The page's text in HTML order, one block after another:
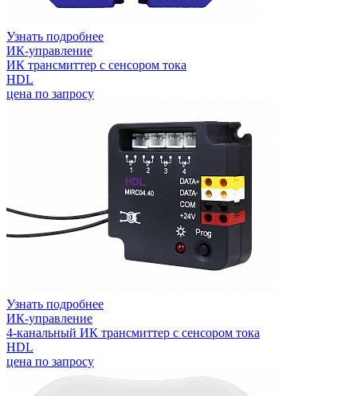
Узнать подробнее
ИК-управление
ИК трансмиттер с сенсором тока
HDL
цена по запросу
Узнать подробнее
ИК-управление
4-канальный ИК трансмиттер с сенсором тока
HDL
цена по запросу